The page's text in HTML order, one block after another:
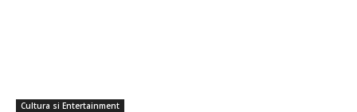
Cultura si Entertainment